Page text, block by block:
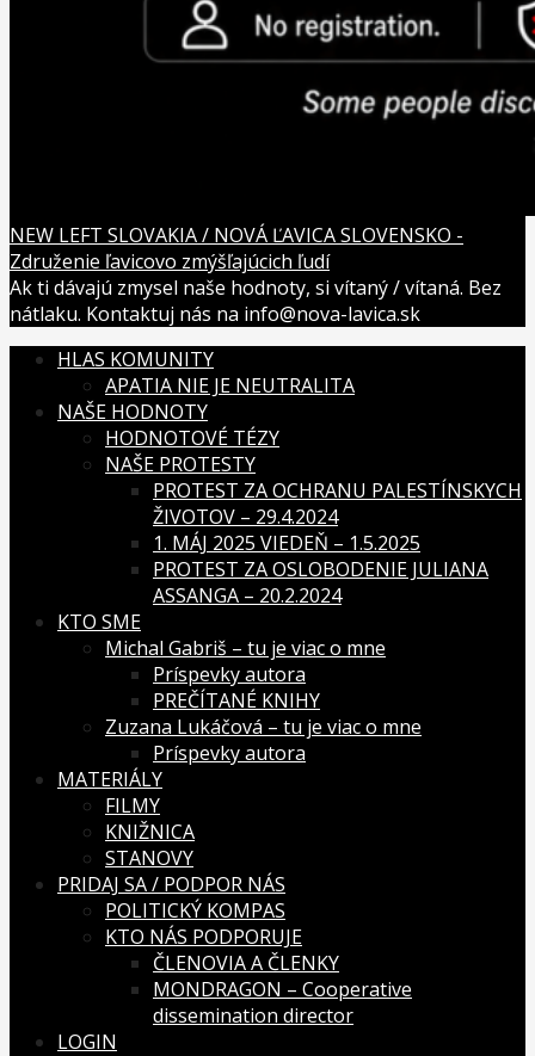
NEW LEFT SLOVAKIA / NOVÁ ĽAVICA SLOVENSKO -
Združenie ľavicovo zmýšľajúcich ľudí
Ak ti dávajú zmysel naše hodnoty, si vítaný / vítaná. Bez
nátlaku. Kontaktuj nás na info@nova-lavica.sk
HLAS KOMUNITY
APATIA NIE JE NEUTRALITA
NAŠE HODNOTY
HODNOTOVÉ TÉZY
NAŠE PROTESTY
PROTEST ZA OCHRANU PALESTÍNSKYCH
ŽIVOTOV – 29.4.2024
1. MÁJ 2025 VIEDEŇ – 1.5.2025
PROTEST ZA OSLOBODENIE JULIANA
ASSANGA – 20.2.2024
KTO SME
Michal Gabriš – tu je viac o mne
Príspevky autora
PREČÍTANÉ KNIHY
Zuzana Lukáčová – tu je viac o mne
Príspevky autora
MATERIÁLY
FILMY
KNIŽNICA
STANOVY
PRIDAJ SA / PODPOR NÁS
POLITICKÝ KOMPAS
KTO NÁS PODPORUJE
ČLENOVIA A ČLENKY
MONDRAGON – Cooperative
dissemination director
LOGIN